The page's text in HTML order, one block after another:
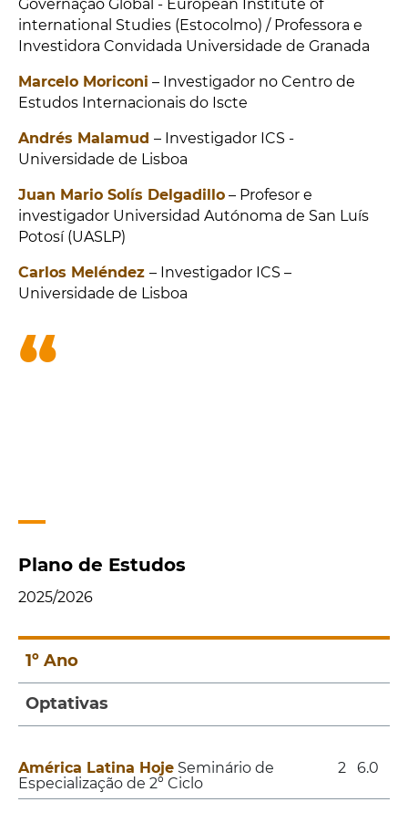
Governação Global - European Institute of
international Studies (Estocolmo) / Professora e
Investidora Convidada Universidade de Granada
Marcelo Moriconi – Investigador no Centro de
Estudos Internacionais do Iscte
Andrés Malamud – Investigador ICS -
Universidade de Lisboa
Juan Mario Solís Delgadillo – Profesor e
investigador Universidad Autónoma de San Luís
Potosí (UASLP)
Carlos Meléndez – Investigador ICS –
Universidade de Lisboa
“
Plano de Estudos
2025/2026
1º Ano
Optativas
América Latina Hoje Seminário de
Especialização de 2º Ciclo
2 6.0